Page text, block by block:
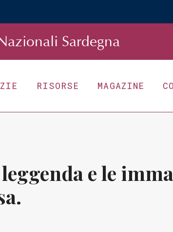
Sardegna
RISORSE MAGAZINE
e le